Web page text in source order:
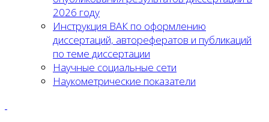
2026 году
Инструкция ВАК по оформлению
диссертаций, авторефератов и публикаций
по теме диссертации
Научные социальные сети
Наукометрические показатели